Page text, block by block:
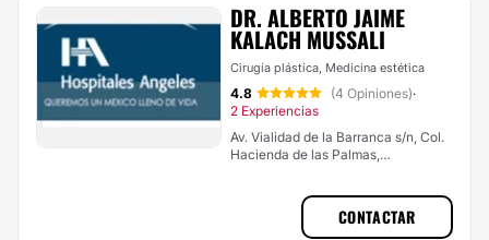
DR. ALBERTO JAIME
KALACH MUSSALI
Cirugía plástica, Medicina estética
4.8 (4 Opiniones)·
2 Experiencias
Av. Vialidad de la Barranca s/n, Col.
Hacienda de las Palmas,
CONTACTAR